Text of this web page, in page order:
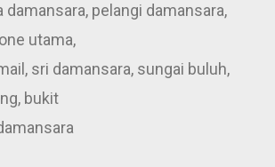
damansara, pelangi damansara,
utama,
sri damansara, sungai buluh,
bukit